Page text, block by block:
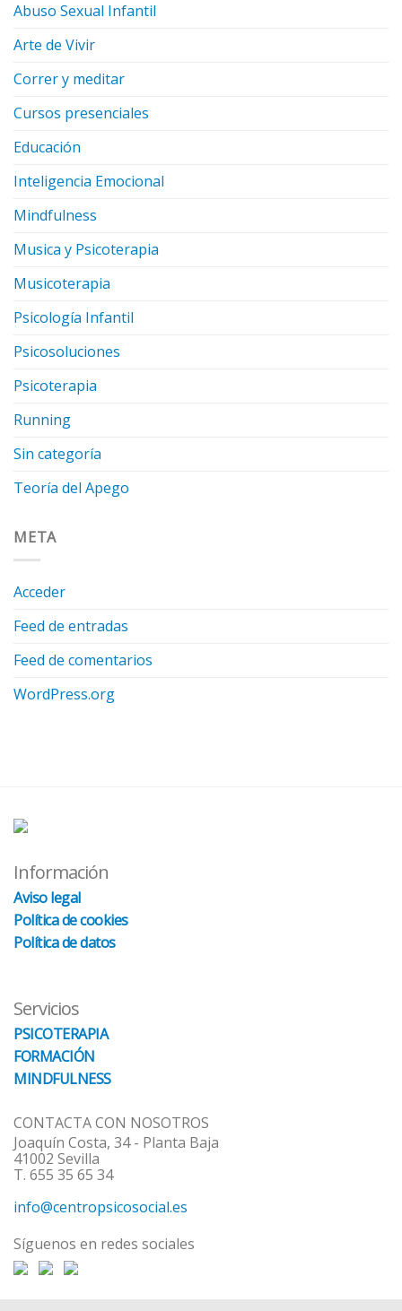
Abuso Sexual Infantil
Arte de Vivir
Correr y meditar
Cursos presenciales
Educación
Inteligencia Emocional
Mindfulness
Musica y Psicoterapia
Musicoterapia
Psicología Infantil
Psicosoluciones
Psicoterapia
Running
Sin categoría
Teoría del Apego
META
Acceder
Feed de entradas
Feed de comentarios
WordPress.org
Información
Aviso legal
Política de cookies
Política de datos
Servicios
PSICOTERAPIA
FORMACIÓN
MINDFULNESS
CONTACTA CON NOSOTROS
Joaquín Costa, 34 - Planta Baja
41002 Sevilla
T. 655 35 65 34
info@centropsicosocial.es
Síguenos en redes sociales